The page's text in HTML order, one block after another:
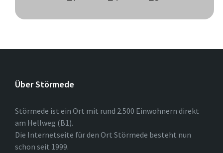
Über Störmede
Störmede ist ein Ort mit rund 2.500 Einwohnern direkt
am Hellweg (B1).
Die Internetseite für den Ort Störmede besteht nun
schon seit 1999.